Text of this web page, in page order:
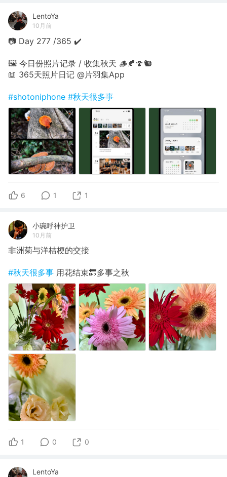
LentoYa
10月前
📷 Day 277 /365 ✔️
🖼 今日份照片记录 / 收集秋天 🪵🍂🍄🐿
📖 365天照片日记 @片羽集App
#shotoniphone #秋天很多事
6 1 1
小琬呼神护卫
10月前
非洲菊与洋桔梗的交接
#秋天很多事 用花结束🔚多事之秋
1 0 0
LentoYa